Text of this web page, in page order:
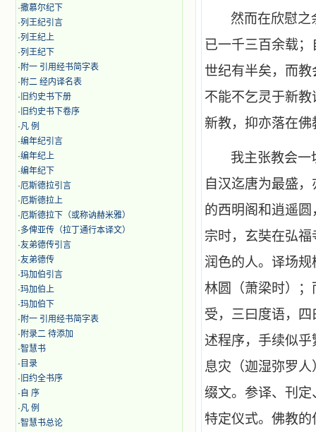
·撒慕尔纪下
·列王纪引言
·列王纪上
·列王纪下
· 附一 引用经书简字表
· 附二 经内译名表
· 旧约史书下册
· 旧约史书下卷序
·凡 例
·编年纪引言
·编年纪上
·编年纪下
·厄斯德拉引言
·厄斯德拉上
·厄斯德拉下（或称讷赫米雅）
·多俾亚传（拉丁通行本译文）
·友弟德传引言
·友弟德传
·玛加伯引言
·玛加伯上
·玛加伯下
· 附一 引用经书简字表
· 附录二 待添加
·智慧书
· 目录
· 旧约全书序
· 自 序
·凡 例
·智慧书总论
然而在欣慰之
已一千三百余载
世纪有半矣，而
不能不乞灵于新
新教，抑亦落在
我主张教会一
自汉迄唐为最盛
的西明阁和逍遥
宗时，玄奘在弘
润色的人。译场
林圆（萧梁时）
受，三曰度语，
述程序，手续似
息灾（迦湿弥罗
缀文。参译、刊
特定仪式。佛教